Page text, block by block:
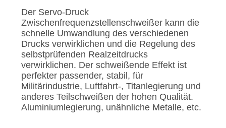
ZITAT
SEITENVERZEICHNIS
DATENSCHUTZ-
BESTIMMUNGEN
Der Servo-Druck
Zwischenfrequenzstellenschweißer kann die
schnelle Umwandlung des verschiedenen
Drucks verwirklichen und die Regelung des
selbstprüfenden Realzeitdrucks
verwirklichen. Der schweißende Effekt ist
perfekter passender, stabil, für
Militärindustrie, Luftfahrt-, Titanlegierung und
anderes Teilschweißen der hohen Qualität.
Aluminiumlegierung, unähnliche Metalle, etc.